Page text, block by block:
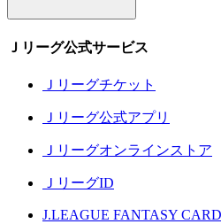
Ｊリーグ公式サービス
Ｊリーグチケット
Ｊリーグ公式アプリ
Ｊリーグオンラインストア
ＪリーグID
J.LEAGUE FANTASY CARD